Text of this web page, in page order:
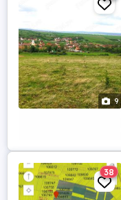
9
38